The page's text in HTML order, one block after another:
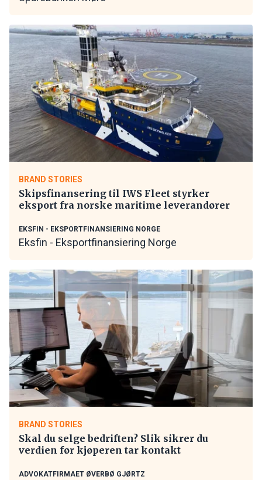
BRAND STORIES
Skipsfinansering til IWS Fleet styrker
eksport fra norske maritime leverandører
EKSFIN - EKSPORTFINANSIERING NORGE
Eksfin - Eksportfinansiering Norge
BRAND STORIES
Skal du selge bedriften? Slik sikrer du
verdien før kjøperen tar kontakt
ADVOKATFIRMAET ØVERBØ GJØRTZ